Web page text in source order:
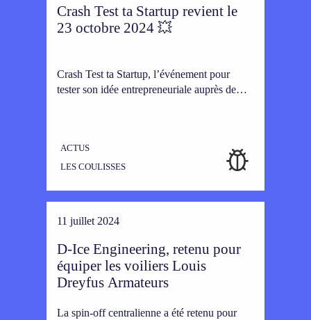
Crash Test ta Startup revient le
23 octobre 2024 💥
Crash Test ta Startup, l’événement pour
tester son idée entrepreneuriale auprès de…
ACTUS
LES COULISSES
11 juillet 2024
D-Ice Engineering, retenu pour
équiper les voiliers Louis
Dreyfus Armateurs
La spin-off centralienne a été retenu pour